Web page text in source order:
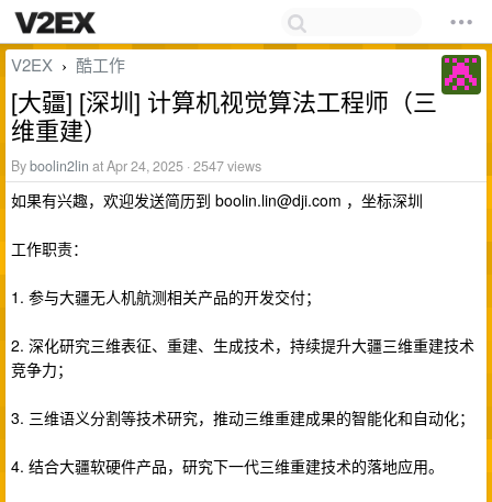
V2EX › 酷工作
[大疆] [深圳] 计算机视觉算法工程师（三
维重建）
Byboolin2lin at Apr 24, 2025 · 2547 views
如果有兴趣，欢迎发送简历到 boolin.lin@dji.com ，坐标深圳
工作职责：
1. 参与大疆无人机航测相关产品的开发交付；
2. 深化研究三维表征、重建、生成技术，持续提升大疆三维重建技术
竞争力；
3. 三维语义分割等技术研究，推动三维重建成果的智能化和自动化；
4. 结合大疆软硬件产品，研究下一代三维重建技术的落地应用。